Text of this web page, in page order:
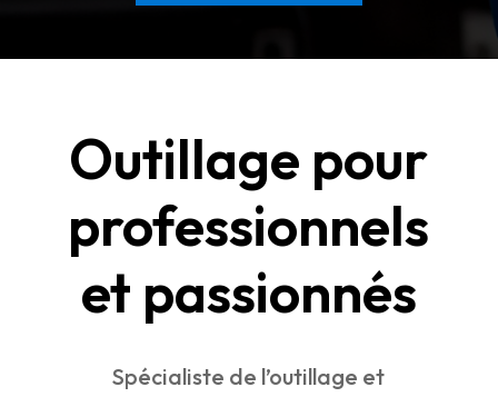
Outillage pour
professionnels
et passionnés
Spécialiste de l’outillage et